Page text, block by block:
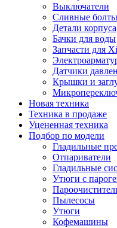
Выключатели
Сливные болты
Детали корпуса
Бачки для воды
Запчасти для
Датчики
Крышки и
Новая техника
Техника в продаже
Уцененная техника
Подбор по модели
Гладильные
Отпариватели
Гладильные
Утюги с
Пылесосы
Утюги
Кофемашины